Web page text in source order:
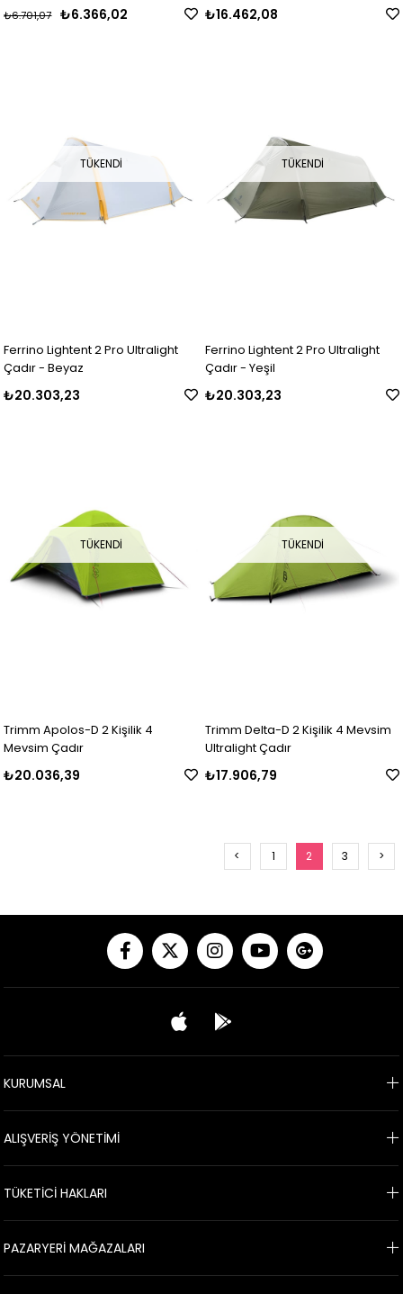
₺6.366,02
₺6.701,07 ₺16.462,08
TÜKENDI
Ferrino Lightent 2 Pro Ultralight
Çadır - Beyaz
₺20.303,23
TÜKENDI
Ferrino Lightent 2 Pro Ultralight
Çadır - Yeşil
₺20.303,23
TÜKENDI
Trimm Apolos-D 2 Kişilik 4
Mevsim Çadır
₺20.036,39
TÜKENDI
Trimm Delta-D 2 Kişilik 4 Mevsim
Ultralight Çadır
₺17.906,79
< 1 2 3 >
KURUMSAL
ALIŞVERİŞ YÖNETİMİ
TÜKETİCİ HAKLARI
PAZARYERİ MAĞAZALARI